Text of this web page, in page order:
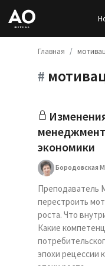
Новости
Авторы
База знаний
Подписка
Главная
#
экономики
Бородовская
Преподаватель
перестроить
роста. Что
Какие
эпохи рецессии